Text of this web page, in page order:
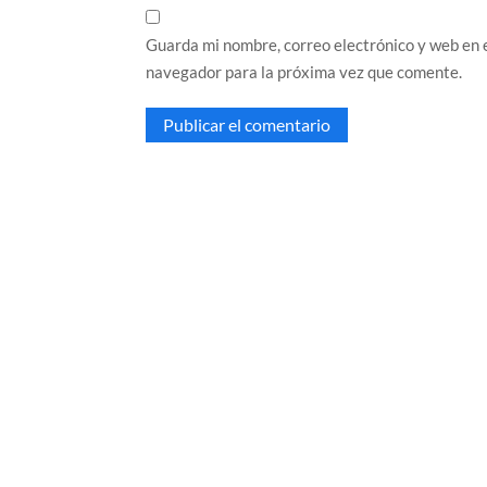
Guarda mi nombre, correo electrónico y web en
navegador para la próxima vez que comente.